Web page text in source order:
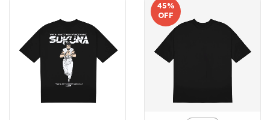
45%
OFF